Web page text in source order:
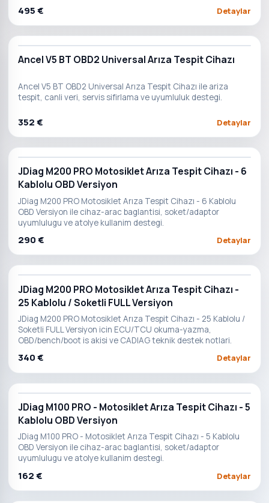
495 € Detaylar
Ancel V5 BT OBD2 Universal Arıza Tespit Cihazı
Ancel V5 BT OBD2 Universal Arıza Tespit Cihazı ile ariza
tespit, canli veri, servis sifirlama ve uyumluluk destegi.
352 € Detaylar
JDiag M200 PRO Motosiklet Arıza Tespit Cihazı - 6
Kablolu OBD Versiyon
JDiag M200 PRO Motosiklet Arıza Tespit Cihazı - 6 Kablolu
OBD Versiyon ile cihaz-arac baglantisi, soket/adaptor
uyumlulugu ve atolye kullanim destegi.
290 € Detaylar
JDiag M200 PRO Motosiklet Arıza Tespit Cihazı -
25 Kablolu / Soketli FULL Versiyon
JDiag M200 PRO Motosiklet Arıza Tespit Cihazı - 25 Kablolu /
Soketli FULL Versiyon icin ECU/TCU okuma-yazma,
OBD/bench/boot is akisi ve CADIAG teknik destek notlari.
340 € Detaylar
JDiag M100 PRO - Motosiklet Arıza Tespit Cihazı - 5
Kablolu OBD Versiyon
JDiag M100 PRO - Motosiklet Arıza Tespit Cihazı - 5 Kablolu
OBD Versiyon ile cihaz-arac baglantisi, soket/adaptor
uyumlulugu ve atolye kullanim destegi.
162 € Detaylar